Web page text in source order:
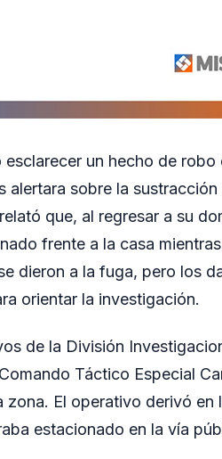
un hecho de
alertara sobre la
que, al regresar a su
frente a la casa
dieron a la fuga, pero los
orientar la investigación.
de la División
Táctico Especial
zona. El operativo derivó
estacionado en la vía